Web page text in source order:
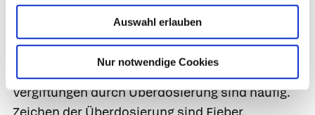
Auswahl erlauben
Nur notwendige Cookies
Wirkstoff Metamphetamin kann wie
Schnupftabak gesnieft, gerauchtintravenös
und Injektion sind besonders gefährlich, akute
Vergiftungen durch Überdosierung sind häufig.